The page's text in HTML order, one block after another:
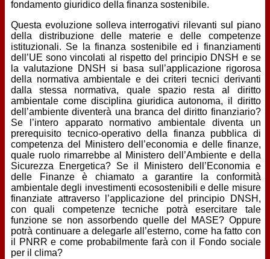
fondamento giuridico della finanza sostenibile.
Questa evoluzione solleva interrogativi rilevanti sul piano
della distribuzione delle materie e delle competenze
istituzionali. Se la finanza sostenibile ed i finanziamenti
dell’UE sono vincolati al rispetto del principio DNSH e se
la valutazione DNSH si basa sull’applicazione rigorosa
della normativa ambientale e dei criteri tecnici derivanti
dalla stessa normativa, quale spazio resta al diritto
ambientale come disciplina giuridica autonoma, il diritto
dell’ambiente diventerà una branca del diritto finanziario?
Se l’intero apparato normativo ambientale diventa un
prerequisito tecnico-operativo della finanza pubblica di
competenza del Ministero dell’economia e delle finanze,
quale ruolo rimarrebbe al Ministero dell’Ambiente e della
Sicurezza Energetica? Se il Ministero dell’Economia e
delle Finanze è chiamato a garantire la conformità
ambientale degli investimenti ecosostenibili e delle misure
finanziate attraverso l’applicazione del principio DNSH,
con quali competenze tecniche potrà esercitare tale
funzione se non assorbendo quelle del MASE? Oppure
potrà continuare a delegarle all’esterno, come ha fatto con
il PNRR e come probabilmente farà con il Fondo sociale
per il clima?